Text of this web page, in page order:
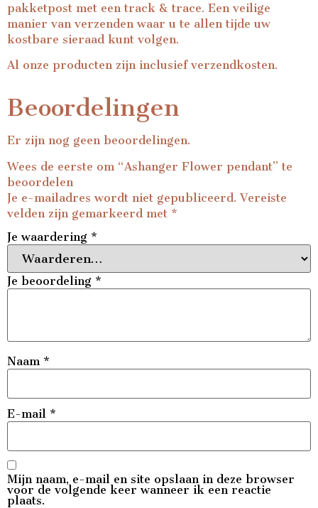
pakketpost met een track & trace. Een veilige
manier van verzenden waar u te allen tijde uw
kostbare sieraad kunt volgen.
Al onze producten zijn inclusief verzendkosten.
Beoordelingen
Er zijn nog geen beoordelingen.
Wees de eerste om “Ashanger Flower pendant” te
beoordelen
Je e-mailadres wordt niet gepubliceerd. Vereiste
velden zijn gemarkeerd met *
Je waardering *
Je beoordeling *
Naam *
E-mail *
Mijn naam, e-mail en site opslaan in deze browser
voor de volgende keer wanneer ik een reactie
plaats.